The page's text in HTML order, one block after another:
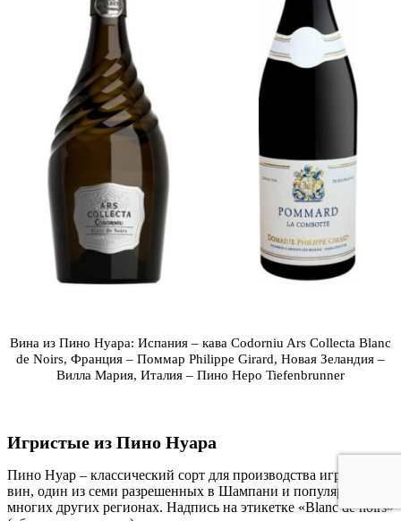
Вина из Пино Нуара: Испания – кава Codorniu Ars Collecta Blanc
de Noirs, Франция – Поммар Philippe Girard, Новая Зеландия –
Вилла Мария, Италия – Пино Неро Tiefenbrunner
Игристые из Пино Нуара
Пино Нуар – классический сорт для производства игристых
вин, один из семи разрешенных в Шампани и популярный во
многих других регионах. Надпись на этикетке «Blanc de noirs»